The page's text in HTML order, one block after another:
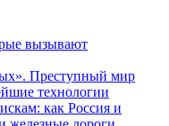
вызывают
Преступный мир
технологии
как Россия и